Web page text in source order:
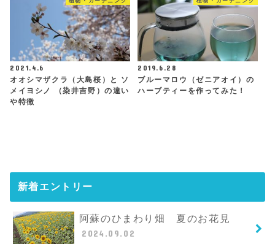
2021.4.6
オオシマザクラ（大島桜）と ソ
メイヨシノ （染井吉野）の違い
や特徴
2019.6.28
ブルーマロウ（ゼニアオイ）の
ハーブティーを作ってみた！
新着エントリー
阿蘇のひまわり畑 夏のお花見
2024.09.02